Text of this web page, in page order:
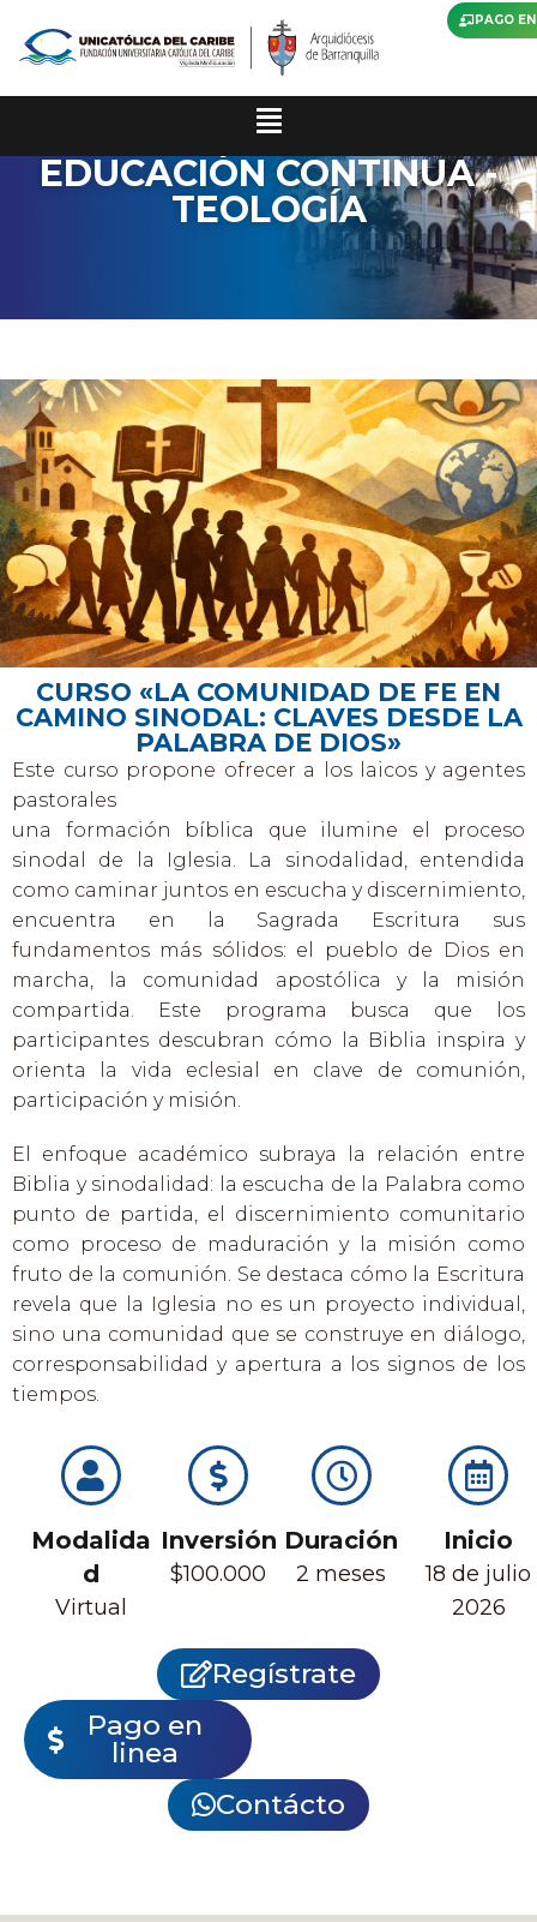
PAGO
EDUCACIÓN CONTINUA -
TEOLOGÍA
CURSO «LA COMUNIDAD DE FE EN
CAMINO SINODAL: CLAVES DESDE LA
PALABRA DE DIOS»
Este curso propone ofrecer a los laicos y agentes
pastorales
una formación bíblica que ilumine el proceso
sinodal de la Iglesia. La sinodalidad, entendida
como caminar juntos en escucha y discernimiento,
encuentra en la Sagrada Escritura sus
fundamentos más sólidos: el pueblo de Dios en
marcha, la comunidad apostólica y la misión
compartida. Este programa busca que los
participantes descubran cómo la Biblia inspira y
orienta la vida eclesial en clave de comunión,
participación y misión.
El enfoque académico subraya la relación entre
Biblia y sinodalidad: la escucha de la Palabra como
punto de partida, el discernimiento comunitario
como proceso de maduración y la misión como
fruto de la comunión. Se destaca cómo la Escritura
revela que la Iglesia no es un proyecto individual,
sino una comunidad que se construye en diálogo,
corresponsabilidad y apertura a los signos de los
tiempos.
Modalida
d
Virtual
Inversión
$100.000
Duración
2 meses
Inicio
18 de julio
2026
Regístrate
Pago en
linea
Contácto